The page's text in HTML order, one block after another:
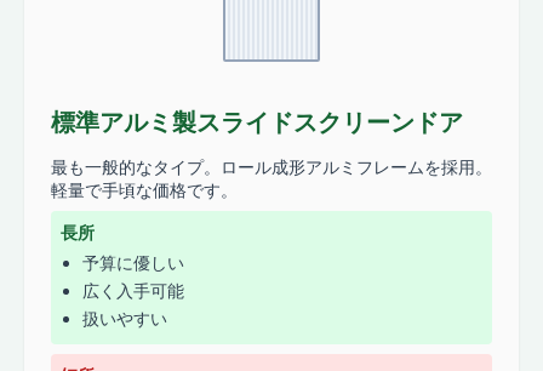
標準アルミ製スライドスクリーンドア
最も一般的なタイプ。ロール成形アルミフレームを採用。
軽量で手頃な価格です。
長所
予算に優しい
広く入手可能
扱いやすい